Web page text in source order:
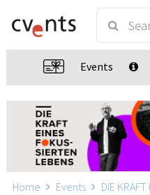
Events
Home Events DIE